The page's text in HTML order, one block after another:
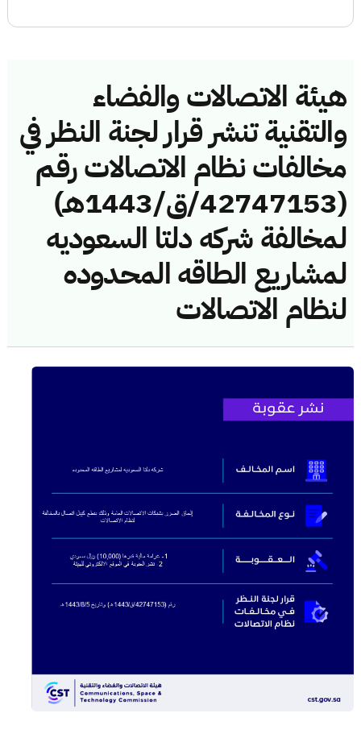
هيئة الاتصالات والفضاء
والتقنية تنشر قرار لجنة النظر في
مخالفات نظام الاتصالات رقم
(42747153/ق/1443هـ)
لمخالفة شركه دلتا السعوديه
لمشاريع الطاقه المحدوده
لنظام الاتصالات